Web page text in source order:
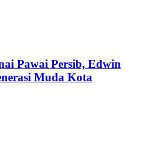
Pawai Persib, Edwin
Muda Kota